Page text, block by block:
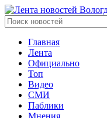
Главная
Лента
Официально
Топ
Видео
СМИ
Паблики
Мнения